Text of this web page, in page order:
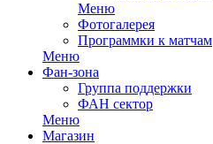
Меню
Фотогалерея
Программки к матчам
Меню
Фан-зона
Группа поддержки
ФАН сектор
Меню
Магазин